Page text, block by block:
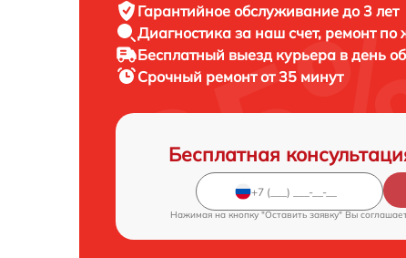
Гарантийное обслуживание до 3 лет
Диагностика за наш счет, ремонт по
Бесплатный выезд курьера в день
Срочный ремонтот 35 минут
Бесплатная
Нажимая на кнопку "Оставить заявку" Вы